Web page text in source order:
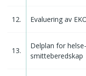
12. Evaluering av
13.
Delplan for
smitteberedskap